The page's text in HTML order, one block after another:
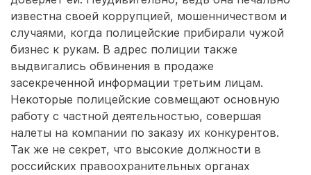
известна своей коррупцией, мошенничеством и
случаями, когда полицейские прибирали чужой
бизнес к рукам. В адрес полиции также
выдвигались обвинения в продаже
засекреченной информации третьим лицам.
Некоторые полицейские совмещают основную
работу с частной деятельностью, совершая
налеты на компании по заказу их конкурентов.
Так же не секрет, что высокие должности в
российских правоохранительных органах